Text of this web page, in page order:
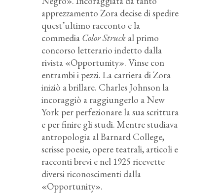
apprezzamento Zora decise di spedire
quest’ultimo racconto e la
commedia Color Struck al primo
concorso letterario indetto dalla
rivista «Opportunity». Vinse con
entrambi i pezzi. La carriera di Zora
iniziò a brillare. Charles Johnson la
incoraggiò a raggiungerlo a New
York per perfezionare la sua scrittura
e per finire gli studi. Mentre studiava
antropologia al Barnard College,
scrisse poesie, opere teatrali, articoli e
racconti brevi e nel 1925 ricevette
diversi riconoscimenti dalla
«Opportunity».